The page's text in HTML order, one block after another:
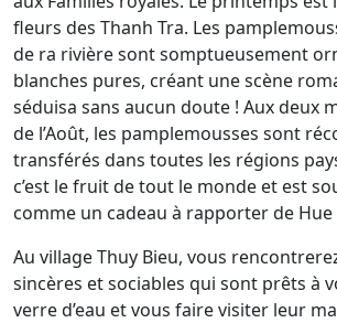
fleurs des Thanh Tra. Les
de ra rivière sont somptueusement
blanches pures, créant une scène
séduisa sans aucun doute ! Aux deux
de l’Août, les pamplemousses sont
transférés dans toutes les régions
c’est le fruit de tout le monde et est
comme un cadeau à rapporter de Hue
Au village Thuy Bieu, vous
sincères et sociables qui sont prêts à
verre d’eau et vous faire visiter leur